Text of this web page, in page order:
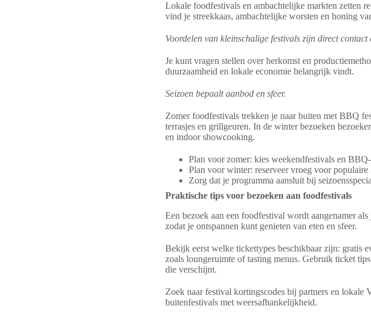
Lokale foodfestivals en ambachtelijke markten zetten
vind je streekkaas, ambachtelijke worsten en honing
Voordelen van kleinschalige festivals zijn direct
Je kunt vragen stellen over herkomst en
duurzaamheid en lokale economie belangrijk vindt.
Seizoen bepaalt aanbod en sfeer.
Zomer foodfestivals trekken je naar buiten met BBQ
terrasjes en grillgeuren. In de winter bezoeken
en indoor showcooking.
Plan voor zomer: kies weekendfestivals en
Plan voor winter: reserveer vroeg voor populaire
Zorg dat je programma aansluit bij
Praktische tips voor bezoeken aan foodfestivals
Een bezoek aan een foodfestival wordt aangenamer
zodat je ontspannen kunt genieten van eten en sfeer.
Bekijk eerst welke tickettypes beschikbaar zijn: gratis
zoals loungeruimte of tasting menus. Gebruik ticket
die verschijnt.
Zoek naar festival kortingscodes bij partners en lokale
buitenfestivals met weersafhankelijkheid.